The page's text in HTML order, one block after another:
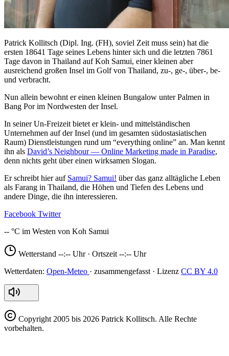
Patrick Kollitsch (Dipl. Ing. (FH), soviel Zeit muss sein) hat die
ersten 18641 Tage seines Lebens hinter sich und die letzten 7861
Tage davon in Thailand auf Koh Samui, einer kleinen aber
ausreichend großen Insel im Golf von Thailand, zu-, ge-, über-, be-
und verbracht.
Nun allein bewohnt er einen kleinen Bungalow unter Palmen in
Bang Por im Nordwesten der Insel.
In seiner Un-Freizeit bietet er klein- und mittelständischen
Unternehmen auf der Insel (und im gesamten südostasiatischen
Raum) Dienstleistungen rund um “everything online” an. Man kennt
ihn als David’s Neighbour — Online Marketing made in Paradise,
denn nichts geht über einen wirksamen Slogan.
Er schreibt hier auf Samui? Samui! über das ganz alltägliche Leben
als Farang in Thailand, die Höhen und Tiefen des Lebens und
andere Dinge, die ihn interessieren.
Facebook Twitter
--
Wetterstand --:-- Uhr · Ortszeit --:-- Uhr
Open-Meteo
CC BY 4.0
Copyright 2005 bis 2026 Patrick Kollitsch. Alle Rechte
vorbehalten.